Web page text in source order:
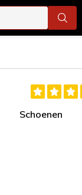
Schoenen